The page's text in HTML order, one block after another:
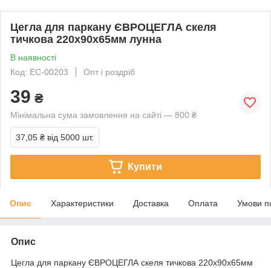
Цегла для паркану ЄВРОЦЕГЛА скеля
тичкова 220х90х65мм лунна
В наявності
Код: EC-00203
Опт і роздріб
39 ₴
Мінімальна сума замовлення на сайті — 800 ₴
37,05 ₴ від 5000 шт.
Купити
Опис Характеристики Доставка Оплата Умови
Опис
Цегла для паркану ЄВРОЦЕГЛА скеля тичкова 220х90х65мм